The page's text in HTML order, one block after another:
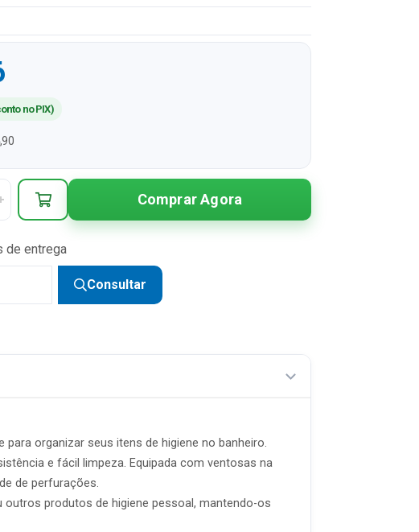
no PIX)
Comprar Agora
de entrega
Consultar
organizar seus itens de higiene no banheiro.
e fácil limpeza. Equipada com ventosas na
de perfurações.
produtos de higiene pessoal, mantendo-os